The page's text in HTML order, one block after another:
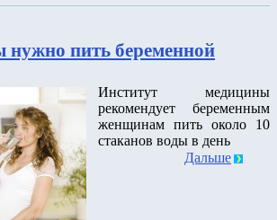
нужно пить беременной
Институт медицины
рекомендует беременным
женщинам пить около 10
стаканов воды в день
Дальше